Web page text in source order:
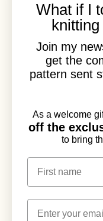
Laura
Instagram
E-
mail
© 2026,Laura
betalingsmetoder
What if I
Join my
get the
pattern sent
As a welcome
off the
to bring
First name
E-mail